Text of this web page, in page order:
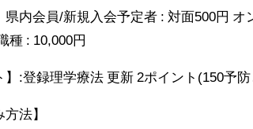
県内会員/新規入会予定者 : 対面500円
種 : 10,000円
】:登録理学療法 更新 2ポイント(150予
法】